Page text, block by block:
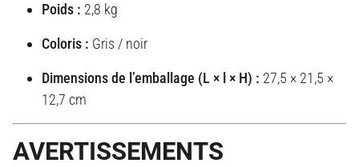
Poids : 2,8 kg
Coloris : Gris / noir
Dimensions de l’emballage (L × l × H) : 27,5 × 21,5 ×
12,7 cm
AVERTISSEMENTS